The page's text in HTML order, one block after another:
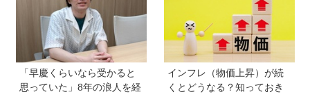
「早慶くらいなら受かると
思っていた」8年の浪人を経
インフレ（物価上昇）が続
くとどうなる？知っておき